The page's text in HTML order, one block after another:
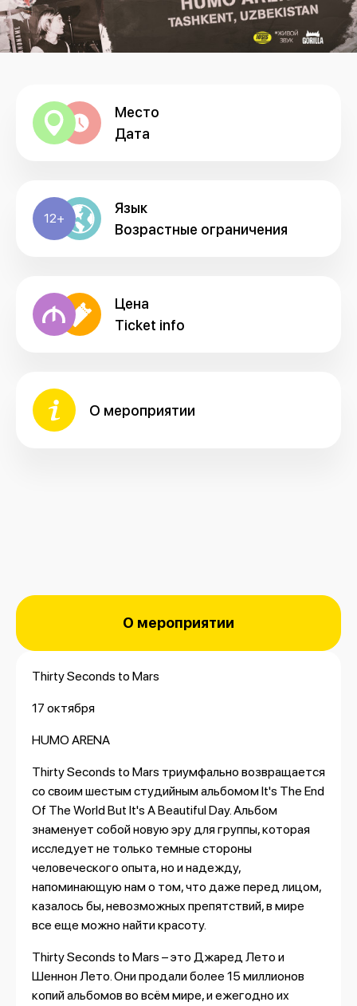
Место
Дата
12+
Язык
Возрастные ограничения
Цена
Ticket info
О мероприятии
О мероприятии
Thirty Seconds to Mars
17 октября
HUMO ARENA
Thirty Seconds to Mars триумфально возвращается
со своим шестым студийным альбомом It's The End
Of The World But It's A Beautiful Day. Альбом
знаменует собой новую эру для группы, которая
исследует не только темные стороны
человеческого опыта, но и надежду,
напоминающую нам о том, что даже перед лицом,
казалось бы, невозможных препятствий, в мире
все еще можно найти красоту.
Thirty Seconds to Mars – это Джаред Лето и
Шеннон Лето. Они продали более 15 миллионов
копий альбомов во всём мире, и ежегодно их